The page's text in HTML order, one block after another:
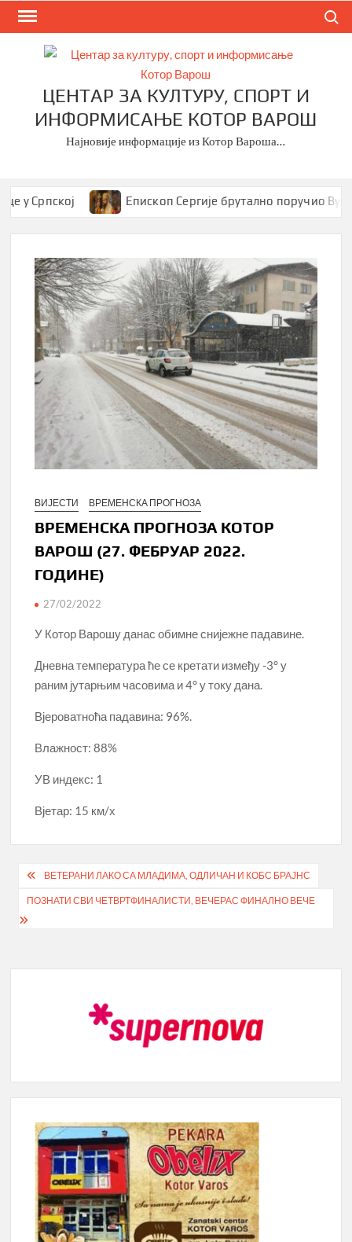
Skip
ЦЕНТАР ЗА КУЛТУРУ, СПОРТ И
ИНФОРМИСАЊЕ КОТОР ВАРОШ
Најновије информације из Котор Вароша…
Српској Епископ Сергије брутално поручио
ВИЈЕСТИ ВРЕМЕНСКА ПРОГНОЗА
ВРЕМЕНСКА ПРОГНОЗА КОТОР
ВАРОШ (27. ФЕБРУАР 2022.
ГОДИНЕ)
27/02/2022
У Котор Варошу данас обимне снијежне падавине.
Дневна температура ће се кретати између -3° у
раним јутарњим часовима и 4° у току дана.
Вјероватноћа падавина: 96%.
Влажност: 88%
УВ индекс: 1
Вјетар: 15 км/х
Кретање
чланка
ВЕТЕРАНИ ЛАКО СА МЛАДИМА, ОДЛИЧАН И КОБС БРАЈНС
ПОЗНАТИ СВИ ЧЕТВРТФИНАЛИСТИ, ВЕЧЕРАС ФИНАЛНО ВЕЧЕ